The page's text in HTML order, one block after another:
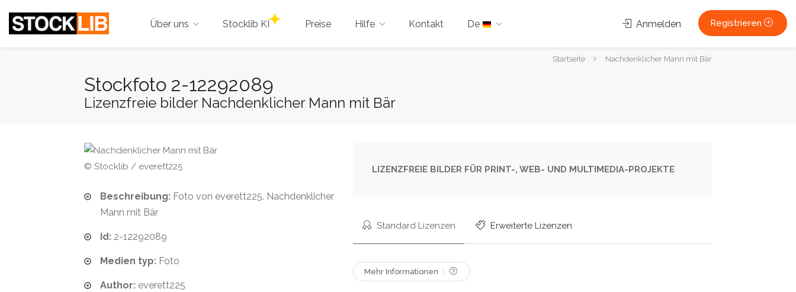
Über uns Stocklib KI Preise Hilfe Kontakt De Anmelden Registrieren
Startseite Nachdenklicher Mann mit Bär
Stockfoto 2-12292089
Lizenzfreie bilder Nachdenklicher Mann mit Bär
© Stocklib / everett225
Beschreibung: Foto von everett225. Nachdenklicher
Mann mit Bär
Id: 2-12292089
Medien typ: Foto
Author: everett225
LIZENZFREIE BILDER FÜR PRINT-, WEB- UND MULTIMEDIA-PROJEKTE
Standard Lizenzen Erweiterte Lizenzen
Mehr Informationen